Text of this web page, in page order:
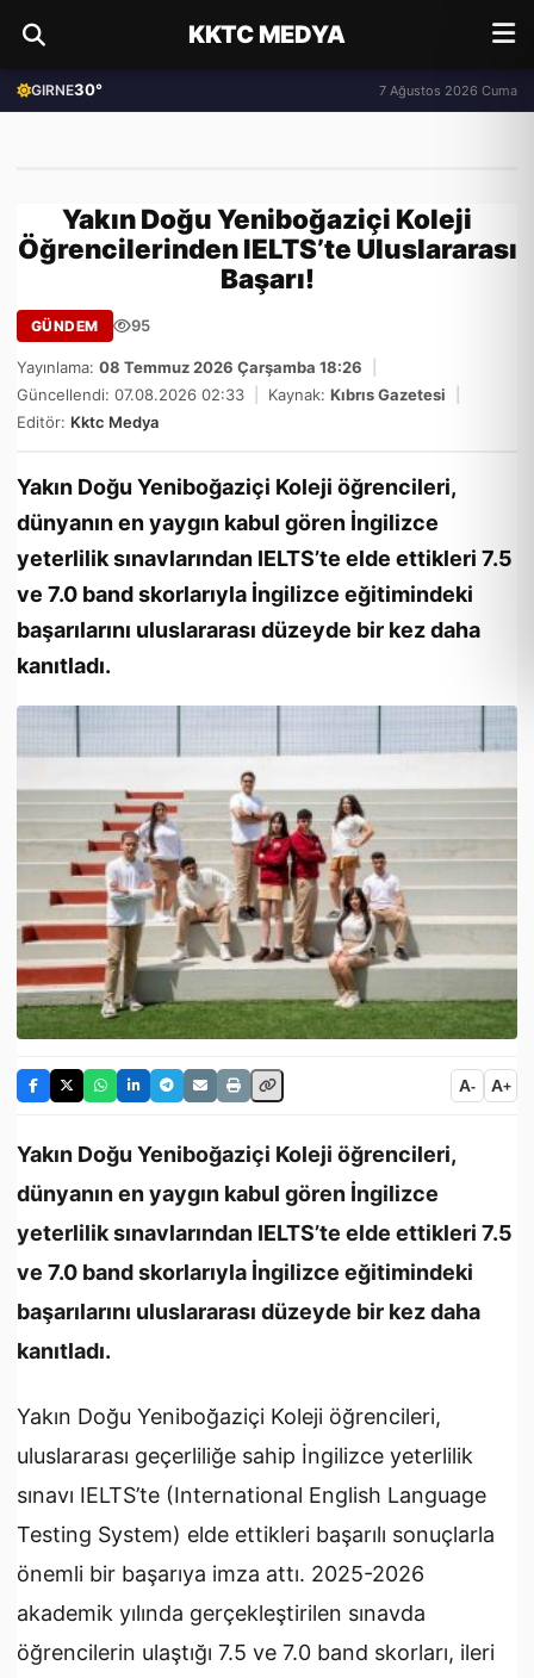
KKTC MEDYA
GIRNE30° 7 Ağustos 2026 Cuma
Yakın Doğu Yeniboğaziçi Koleji
Öğrencilerinden IELTS’te Uluslararası
Başarı!
GÜNDEM 95
Yayınlama: 08 Temmuz 2026 Çarşamba 18:26
Güncellendi: 07.08.2026 02:33
Kaynak: Kıbrıs Gazetesi
Editör: Kktc Medya
Yakın Doğu Yeniboğaziçi Koleji öğrencileri,
dünyanın en yaygın kabul gören İngilizce
yeterlilik sınavlarından IELTS’te elde ettikleri 7.5
ve 7.0 band skorlarıyla İngilizce eğitimindeki
başarılarını uluslararası düzeyde bir kez daha
kanıtladı.
A- A+
Yakın Doğu Yeniboğaziçi Koleji öğrencileri,
dünyanın en yaygın kabul gören İngilizce
yeterlilik sınavlarından IELTS’te elde ettikleri 7.5
ve 7.0 band skorlarıyla İngilizce eğitimindeki
başarılarını uluslararası düzeyde bir kez daha
kanıtladı.
Yakın Doğu Yeniboğaziçi Koleji öğrencileri,
uluslararası geçerliliğe sahip İngilizce yeterlilik
sınavı IELTS’te (International English Language
Testing System) elde ettikleri başarılı sonuçlarla
önemli bir başarıya imza attı. 2025-2026
akademik yılında gerçekleştirilen sınavda
öğrencilerin ulaştığı 7.5 ve 7.0 band skorları, ileri